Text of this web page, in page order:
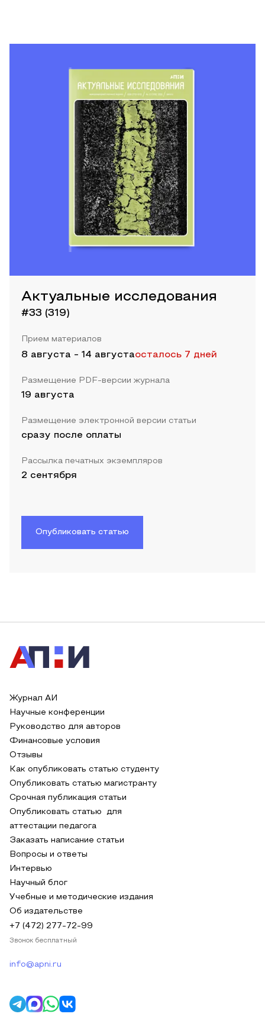
Актуальные исследования
#33 (319)
Прием материалов
8 августа - 14 августаосталось 7 дней
Размещение PDF-версии журнала
19 августа
Размещение электронной версии статьи
сразу после оплаты
Рассылка печатных экземпляров
2 сентября
Опубликовать статью
Журнал АИ
Научные конференции
Руководство для авторов
Финансовые условия
Отзывы
Как опубликовать статью студенту
Опубликовать статью магистранту
Срочная публикация статьи
Опубликовать статью для
аттестации педагога
Заказать написание статьи
Вопросы и ответы
Интервью
Научный блог
Учебные и методические издания
Об издательстве
+7 (472) 277-72-99
Звонок бесплатный
info@apni.ru